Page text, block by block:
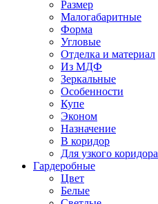
Размер
Малогабаритные
Форма
Угловые
Отделка и материал
Из МДФ
Зеркальные
Особенности
Купе
Эконом
Назначение
В коридор
Для узкого коридора
Гардеробные
Цвет
Белые